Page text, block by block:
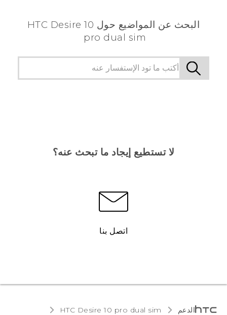
البحث عن المواضيع حول HTC Desire 10
pro dual sim
لا تستطيع إيجاد ما تبحث عنه؟
اتصل بنا
الدعم HTC Desire 10 pro dual sim‎